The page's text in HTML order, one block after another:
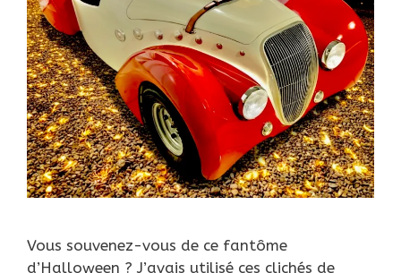
Vous souvenez-vous de ce fantôme
d’Halloween ? J’avais utilisé ces clichés de